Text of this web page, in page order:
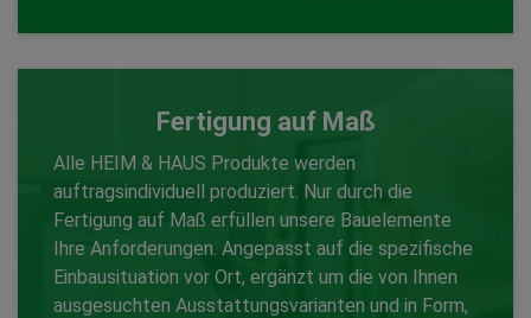
Fertigung auf Maß
Alle HEIM & HAUS Produkte werden
auftragsindividuell produziert. Nur durch die
Fertigung auf Maß erfüllen unsere Bauelemente
Ihre Anforderungen. Angepasst auf die spezifische
Einbausituation vor Ort, ergänzt um die von Ihnen
ausgesuchten Ausstattungsvarianten und in Form,
Fertigung auf Maß